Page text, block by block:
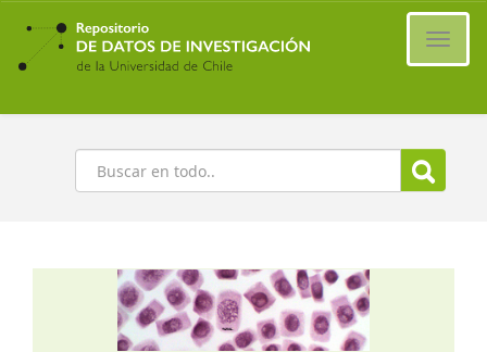
Ir
contenido
principal
Buscar